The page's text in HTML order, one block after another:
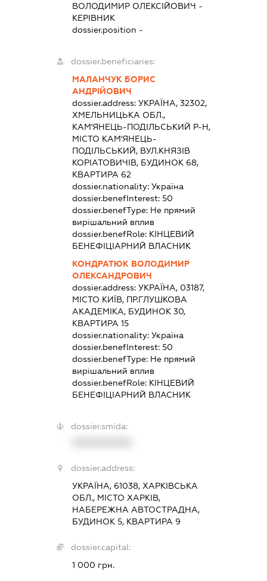
ВОЛОДИМИР ОЛЕКСІЙОВИЧ -
КЕРІВНИК
dossier.position -
dossier.beneficiaries:
МАЛАНЧУК БОРИС
АНДРІЙОВИЧ
dossier.address: УКРАЇНА, 32302,
ХМЕЛЬНИЦЬКА ОБЛ.,
КАМ'ЯНЕЦЬ-ПОДІЛЬСЬКИЙ Р-Н,
МІСТО КАМ'ЯНЕЦЬ-
ПОДІЛЬСЬКИЙ, ВУЛ.КНЯЗІВ
КОРІАТОВИЧІВ, БУДИНОК 68,
КВАРТИРА 62
dossier.nationality: Україна
dossier.benefInterest: 50
dossier.benefType: Не прямий
вирішальний вплив
dossier.benefRole: КІНЦЕВИЙ
БЕНЕФІЦІАРНИЙ ВЛАСНИК
КОНДРАТЮК ВОЛОДИМИР
ОЛЕКСАНДРОВИЧ
dossier.address: УКРАЇНА, 03187,
МІСТО КИЇВ, ПР.ГЛУШКОВА
АКАДЕМІКА, БУДИНОК 30,
КВАРТИРА 15
dossier.nationality: Україна
dossier.benefInterest: 50
dossier.benefType: Не прямий
вирішальний вплив
dossier.benefRole: КІНЦЕВИЙ
БЕНЕФІЦІАРНИЙ ВЛАСНИК
dossier.smida:
dossier.address:
УКРАЇНА, 61038, ХАРКІВСЬКА
ОБЛ., МІСТО ХАРКІВ,
НАБЕРЕЖНА АВТОСТРАДНА,
БУДИНОК 5, КВАРТИРА 9
dossier.capital:
1 000 грн.